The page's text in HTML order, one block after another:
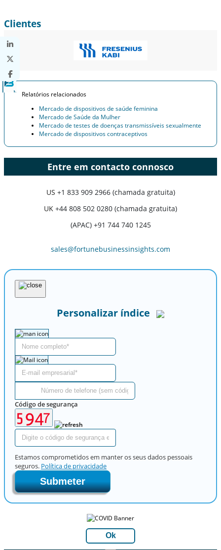
Clientes
Relatórios relacionados
Mercado de dispositivos de saúde feminina
Mercado de Saúde da Mulher
Mercado de testes de doenças transmissíveis sexualmente
Mercado de dispositivos contraceptivos
Entre em contacto connosco
US +1 833 909 2966 (chamada gratuita)
UK +44 808 502 0280 (chamada gratuita)
(APAC) +91 744 740 1245
sales@fortunebusinessinsights.com
Personalizar índice
Código de segurança
Estamos comprometidos em manter os seus dados pessoais
seguros. Política de privacidade
Submeter
Ok